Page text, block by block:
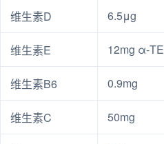
维生素D 6.5μg
维生素E 12mg α-TE
维生素B6 0.9mg
维生素C 50mg